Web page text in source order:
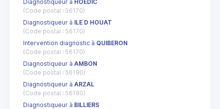
Diagnostiqueur à HOEDIC
(Code postal : 56170)
Diagnostiqueur à ILE D HOUAT
(Code postal : 56170)
Intervention diagnostic à QUIBERON
(Code postal : 56170)
Diagnostiqueur à AMBON
(Code postal : 56190)
Diagnostiqueur à ARZAL
(Code postal : 56190)
Diagnostiqueur à BILLIERS